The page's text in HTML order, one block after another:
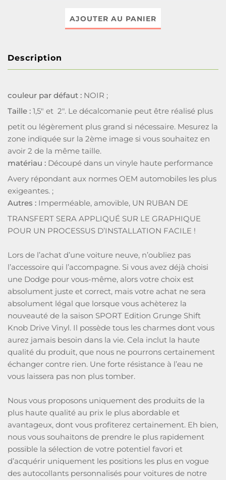
AJOUTER AU PANIER
Description
couleur par défaut : NOIR ;
Taille : 1,5" et 2". Le décalcomanie peut être réalisé plus
petit ou légèrement plus grand si nécessaire. Mesurez la
zone indiquée sur la 2ème image si vous souhaitez en
avoir 2 de la même taille.
matériau : Découpé dans un vinyle haute performance
Avery répondant aux normes OEM automobiles les plus
exigeantes. ;
Autres : Imperméable, amovible, UN RUBAN DE
TRANSFERT SERA APPLIQUÉ SUR LE GRAPHIQUE
POUR UN PROCESSUS D’INSTALLATION FACILE !
Lors de l’achat d’une voiture neuve, n’oubliez pas
l’accessoire qui l’accompagne. Si vous avez déjà choisi
une Dodge pour vous-même, alors votre choix est
absolument juste et correct, mais votre achat ne sera
absolument légal que lorsque vous achèterez la
nouveauté de la saison SPORT Edition Grunge Shift
Knob Drive Vinyl. Il possède tous les charmes dont vous
aurez jamais besoin dans la vie. Cela inclut la haute
qualité du produit, que nous ne pourrons certainement
échanger contre rien. Une forte résistance à l’eau ne
vous laissera pas non plus tomber.
Nous vous proposons uniquement des produits de la
plus haute qualité au prix le plus abordable et
avantageux, dont vous profiterez certainement. Eh bien,
nous vous souhaitons de prendre le plus rapidement
possible la sélection de votre potentiel favori et
d’acquérir uniquement les positions les plus en vogue
des autocollants personnalisés pour voitures de notre